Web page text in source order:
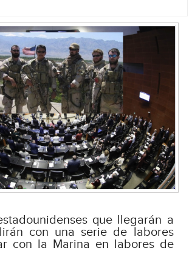
que llegarán a
con una serie de labores
con la Marina en labores de